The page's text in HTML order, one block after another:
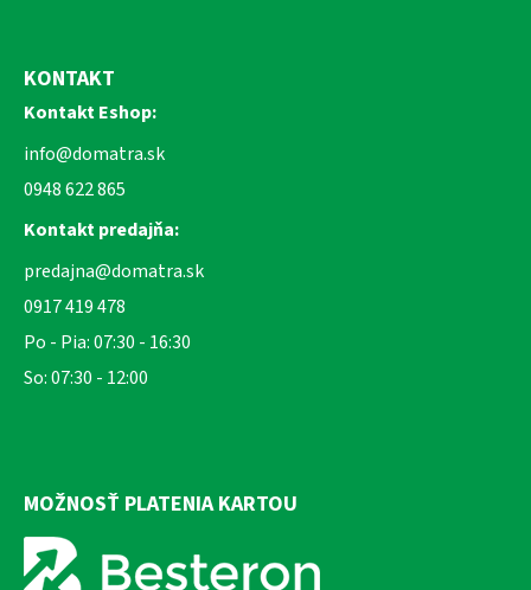
KONTAKT
Kontakt Eshop:
info@domatra.sk
0948 622 865
Kontakt predajňa:
predajna@domatra.sk
0917 419 478
Po - Pia: 07:30 - 16:30
So: 07:30 - 12:00
MOŽNOSŤ PLATENIA KARTOU